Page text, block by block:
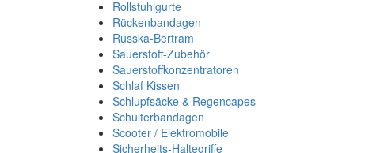
Rollstuhlgurte
Rückenbandagen
Russka-Bertram
Sauerstoff-Zubehör
Sauerstoffkonzentratoren
Schlaf Kissen
Schlupfsäcke & Regencapes
Schulterbandagen
Scooter / Elektromobile
Sicherheits-Haltegriffe